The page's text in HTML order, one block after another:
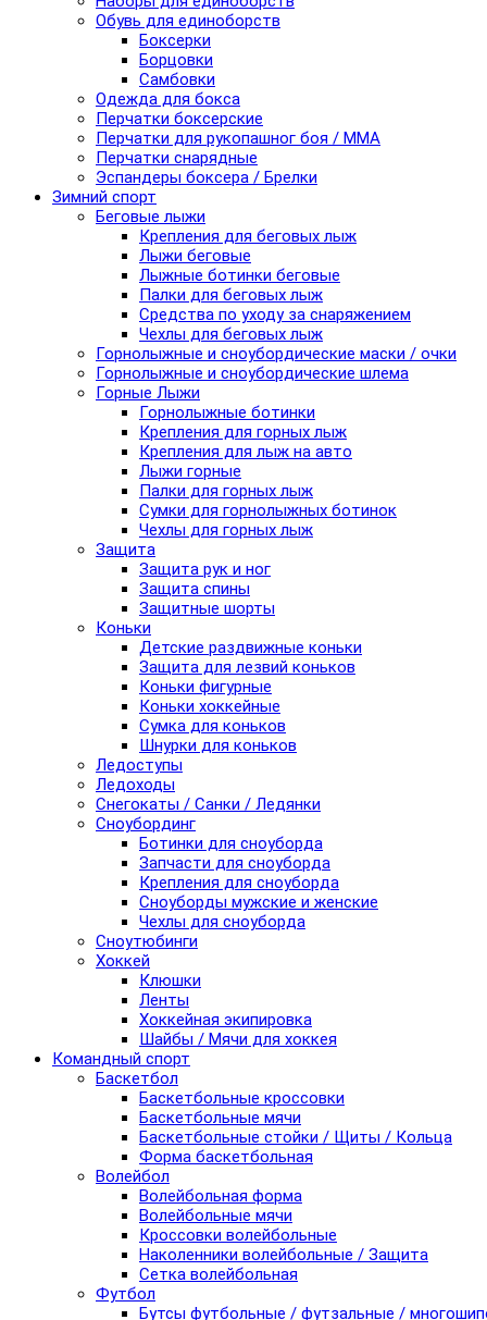
Обувь для единоборств
Боксерки
Борцовки
Самбовки
Одежда для бокса
Перчатки боксерские
Перчатки для рукопашног боя / ММА
Перчатки снарядные
Эспандеры боксера / Брелки
Зимний спорт
Беговые лыжи
Крепления для беговых лыж
Лыжи беговые
Лыжные ботинки беговые
Палки для беговых лыж
Средства по уходу за снаряжением
Чехлы для беговых лыж
Горнолыжные и сноубордические маски / очки
Горнолыжные и сноубордические шлема
Горные Лыжи
Горнолыжные ботинки
Крепления для горных лыж
Крепления для лыж на авто
Лыжи горные
Палки для горных лыж
Сумки для горнолыжных ботинок
Чехлы для горных лыж
Защита
Защита рук и ног
Защита спины
Защитные шорты
Коньки
Детские раздвижные коньки
Защита для лезвий коньков
Коньки фигурные
Коньки хоккейные
Сумка для коньков
Шнурки для коньков
Ледоступы
Ледоходы
Снегокаты / Санки / Ледянки
Сноубординг
Ботинки для сноуборда
Запчасти для сноуборда
Крепления для сноуборда
Сноуборды мужские и женские
Чехлы для сноуборда
Сноутюбинги
Хоккей
Клюшки
Ленты
Хоккейная экипировка
Шайбы / Мячи для хоккея
Командный спорт
Баскетбол
Баскетбольные кроссовки
Баскетбольные мячи
Баскетбольные стойки / Щиты / Кольца
Форма баскетбольная
Волейбол
Волейбольная форма
Волейбольные мячи
Кроссовки волейбольные
Наколенники волейбольные / Защита
Сетка волейбольная
Футбол
Бутсы футбольные / футзальные /